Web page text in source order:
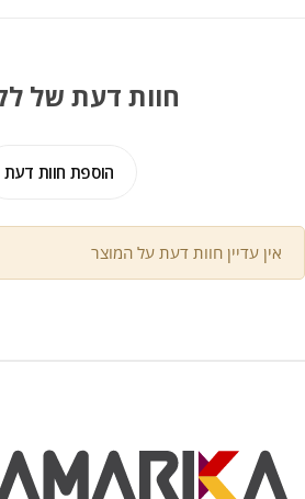
חוות דעת של
הוספת חוות דעת
אין עדיין חוות דעת על המוצר